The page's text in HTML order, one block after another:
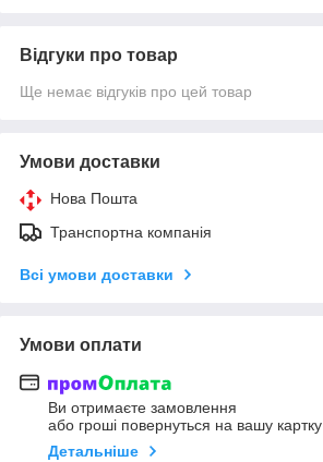
Відгуки про товар
Ще немає відгуків про цей товар
Умови доставки
Нова Пошта
Транспортна компанія
Всі умови доставки
Умови оплати
Ви отримаєте замовлення
або гроші повернуться на вашу картку
Детальніше